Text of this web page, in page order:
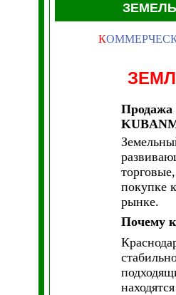
К
Продажа
покупке
рынке.
Почему